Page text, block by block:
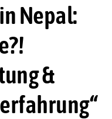
Nepal:
&